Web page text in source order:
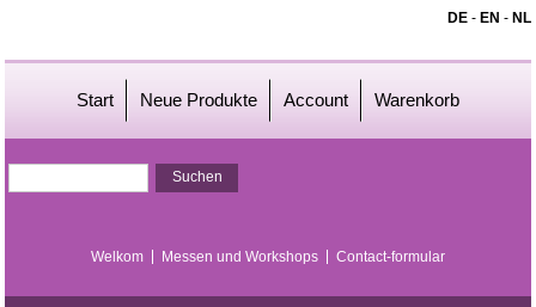
DE- EN - NL
Start Neue Produkte Account Warenkorb
Welkom Messen und Workshops Contact-formular